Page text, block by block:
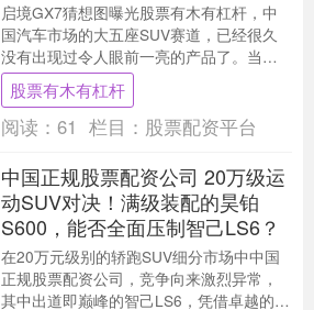
启境GX7猜想图曝光股票有木有杠杆，中
国汽车市场的大五座SUV赛道，已经很久
没有出现过令人眼前一亮的产品了。当整
个行业都在为车身尺寸的加长和屏幕数量
的堆砌而内卷....
股票有木有杠杆
阅读： 61 栏目： 股票配资平台
中国正规股票配资公司 20万级运
动SUV对决！满级装配的昊铂
S600，能否全面压制智己LS6？
在20万元级别的轿跑SUV细分市场中中国
正规股票配资公司，竞争向来激烈异常，
其中出道即巅峰的智己LS6，凭借卓越的性